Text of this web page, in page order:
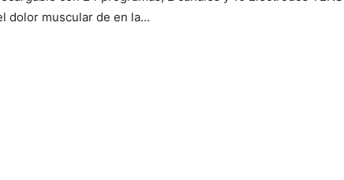
dolor muscular de en la...